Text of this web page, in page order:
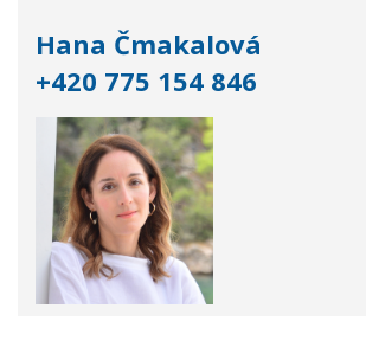
Hana Čmakalová
+420 775 154 846